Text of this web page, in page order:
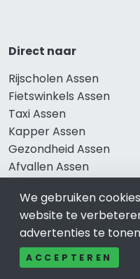
Direct naar
Rijscholen Assen
Fietswinkels Assen
Taxi Assen
Kapper Assen
Gezondheid Assen
Afvallen Assen
Bekend in Assen
Restaurants Assen
We gebruiken
website te
advertenties te
ACCEPTEREN